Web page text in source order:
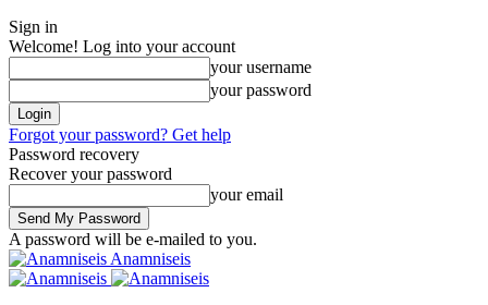
Sign in
Welcome! Log into your account
your username
your password
Forgot your password? Get help
Password recovery
Recover your password
your email
A password will be e-mailed to you.
Anamniseis